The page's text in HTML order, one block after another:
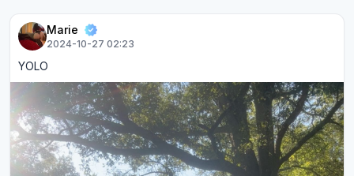
Marie
2024-10-27 02:23
YOLO